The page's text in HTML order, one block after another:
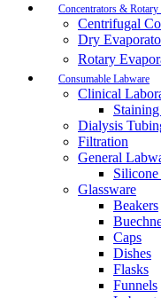
Concentrators & Rotary
Centrifugal
Dry
Rotary
Consumable Labware
Clinical
Dialysis
Filtration
General
Glassware
Beakers
Caps
Dishes
Flasks
Funnels